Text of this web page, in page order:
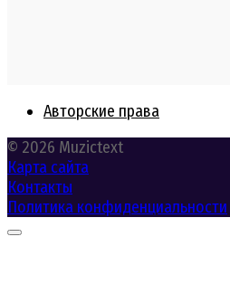
Авторские права
© 2026 Muzictext
Карта сайта
Контакты
Политика конфиденциальности